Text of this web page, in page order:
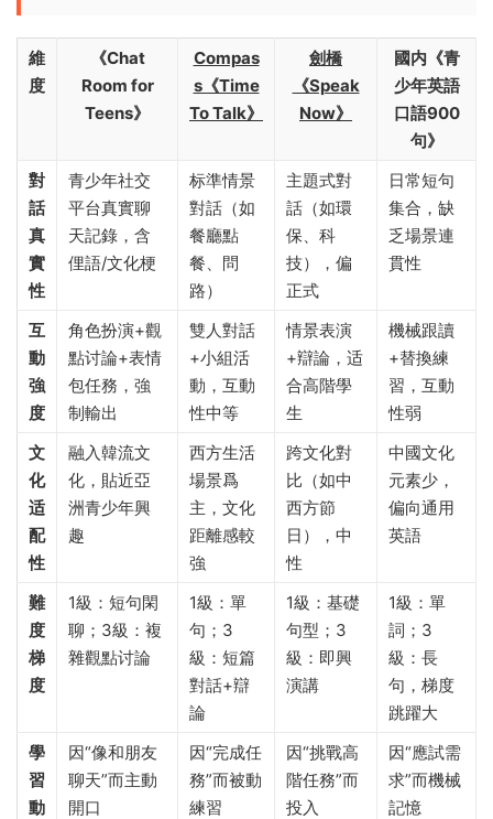
維
度
《Chat
Room for
Teens》
Compas
s《Time
To Talk》
劍橋
《Speak
Now》
國内《青
少年英語
口語900
句》
對
話
真
實
性
青少年社交
平台真實聊
天記錄，含
俚語/文化梗
标準情景
對話（如
餐廳點
餐、問
路）
主題式對
話（如環
保、科
技），偏
正式
日常短句
集合，缺
乏場景連
貫性
互
動
強
度
角色扮演+觀
點讨論+表情
包任務，強
制輸出
雙人對話
+小組活
動，互動
性中等
情景表演
+辯論，适
合高階學
生
機械跟讀
+替換練
習，互動
性弱
文
化
适
配
性
融入韓流文
化，貼近亞
洲青少年興
趣
西方生活
場景爲
主，文化
距離感較
強
跨文化對
比（如中
西方節
日），中
性
中國文化
元素少，
偏向通用
英語
難
度
梯
度
1級：短句閑
聊；3級：複
雜觀點讨論
1級：單
句；3
級：短篇
對話+辯
論
1級：基礎
句型；3
級：即興
演講
1級：單
詞；3
級：長
句，梯度
跳躍大
學
習
動
因“像和朋友
聊天”而主動
開口
因“完成任
務”而被動
練習
因“挑戰高
階任務”而
投入
因“應試需
求”而機械
記憶